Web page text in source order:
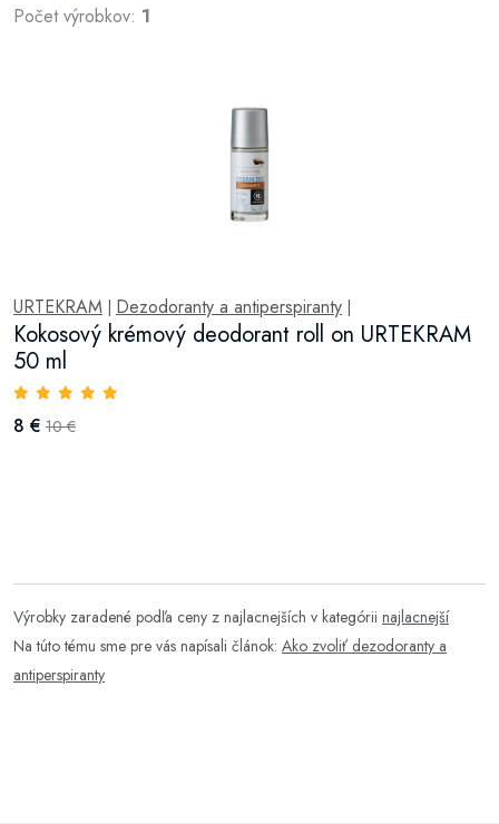
Počet výrobkov: 1
URTEKRAM Dezodoranty a antiperspiranty
Kokosový krémový deodorant roll on URTEKRAM
50 ml
8 € 10 €
Výrobky zaradené podľa ceny z najlacnejších v kategórii najlacnejší
Na túto tému sme pre vás napísali článok: Ako zvoliť dezodoranty a
antiperspiranty